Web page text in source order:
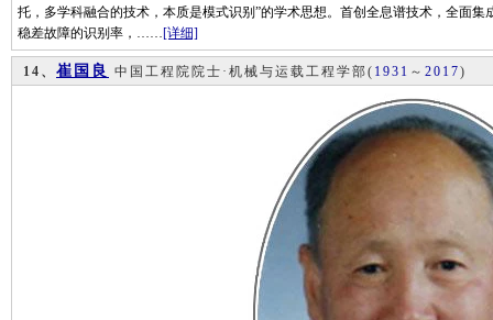
托，多学科融合的技术，本质是模式识别”的学术思想。首创全息谱技术，全面
稳差故障的识别率，……[详细]
14、 崔国良 中国工程院院士·机械与运载工程学部( 1931 ～ 2017)